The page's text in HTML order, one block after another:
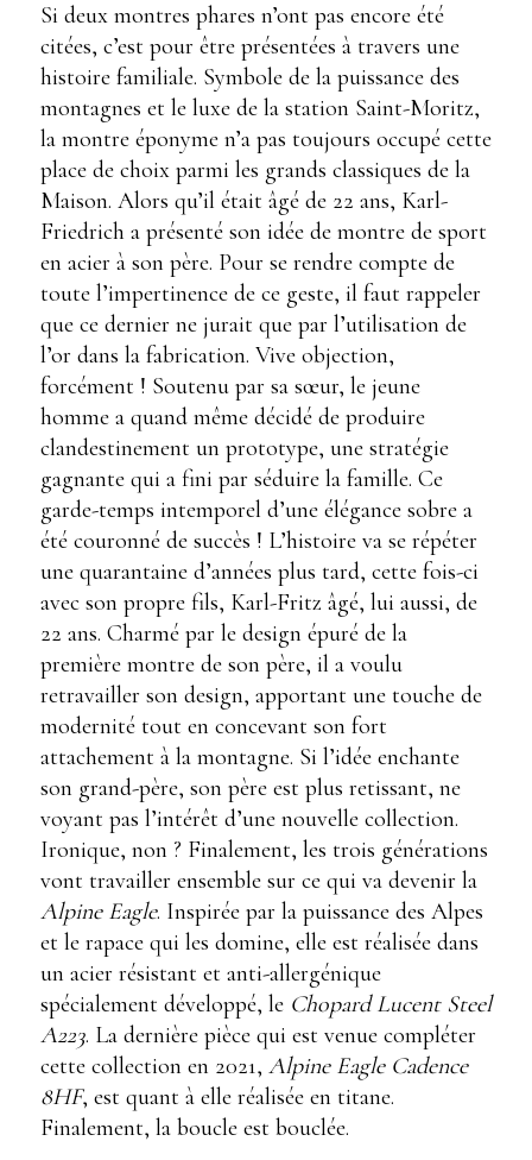
Si deux montres phares n’ont pas encore été
citées, c’est pour être présentées à travers une
histoire familiale. Symbole de la puissance des
montagnes et le luxe de la station Saint-Moritz,
la montre éponyme n’a pas toujours occupé cette
place de choix parmi les grands classiques de la
Maison. Alors qu’il était âgé de 22 ans, Karl-
Friedrich a présenté son idée de montre de sport
en acier à son père. Pour se rendre compte de
toute l’impertinence de ce geste, il faut rappeler
que ce dernier ne jurait que par l’utilisation de
l’or dans la fabrication. Vive objection,
forcément ! Soutenu par sa sœur, le jeune
homme a quand même décidé de produire
clandestinement un prototype, une stratégie
gagnante qui a fini par séduire la famille. Ce
garde-temps intemporel d’une élégance sobre a
été couronné de succès ! L’histoire va se répéter
une quarantaine d’années plus tard, cette fois-ci
avec son propre fils, Karl-Fritz âgé, lui aussi, de
22 ans. Charmé par le design épuré de la
première montre de son père, il a voulu
retravailler son design, apportant une touche de
modernité tout en concevant son fort
attachement à la montagne. Si l’idée enchante
son grand-père, son père est plus retissant, ne
voyant pas l’intérêt d’une nouvelle collection.
Ironique, non ? Finalement, les trois générations
vont travailler ensemble sur ce qui va devenir la
Alpine Eagle. Inspirée par la puissance des Alpes
et le rapace qui les domine, elle est réalisée dans
un acier résistant et anti-allergénique
spécialement développé, le Chopard Lucent Steel
A223. La dernière pièce qui est venue compléter
cette collection en 2021, Alpine Eagle Cadence
8HF, est quant à elle réalisée en titane.
Finalement, la boucle est bouclée.